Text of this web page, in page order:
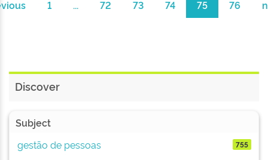
1 ... 72 73 74 75 76
Discover
Subject
gestão de pessoas
755